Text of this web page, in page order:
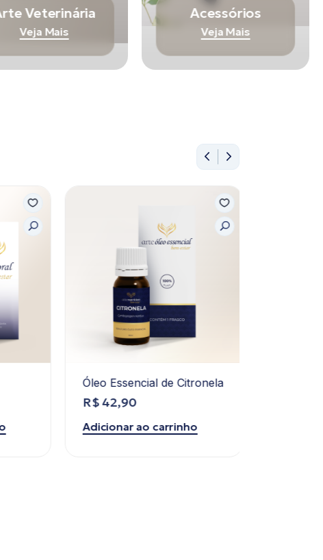
Veterinária
Veja Mais
Acessórios
Veja Mais
Óleo Essencial de Citronela
R$42,90
Adicionar ao carrinho